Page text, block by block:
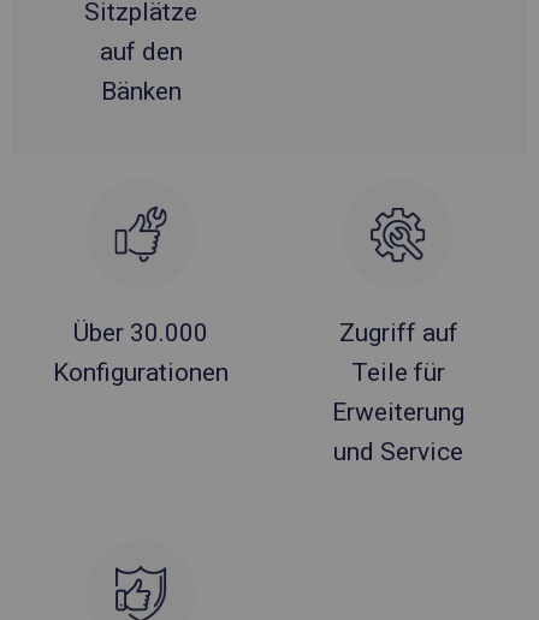
Sitzplätze
auf den
Bänken
Über 30.000
Konfigurationen
Zugriff auf
Teile für
Erweiterung
und Service